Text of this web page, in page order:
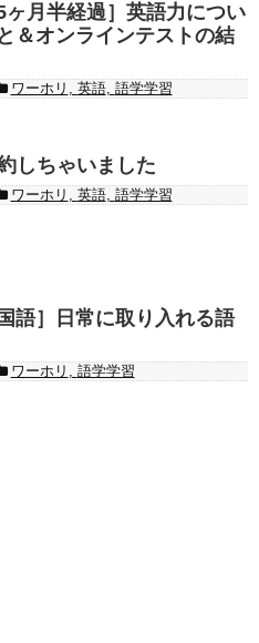
ヶ月半経過］英語力につい
＆オンラインテストの結
ワーホリ , 英語, 語学学習
しちゃいました
ワーホリ , 英語, 語学学習
語］日常に取り入れる語
ワーホリ , 語学学習